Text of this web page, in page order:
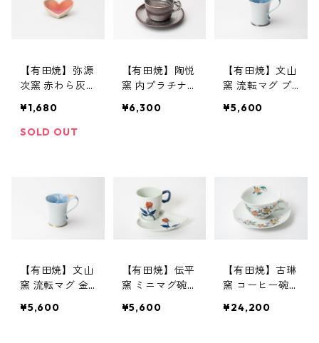
【有田焼】弥源
次窯 赤わら灰
¥1,680
SOLD OUT
【有田焼】陶悦
窯 内プラチナ
大
¥6,300
【有田焼】文山
窯 流転マグ プ
¥5,600
【有田焼】文山
窯 流転マグ 金
¥5,600
【有田焼】伝平
窯 ミニマグ碗
¥5,600
【有田焼】古琳
窯 コーヒー碗
¥24,200